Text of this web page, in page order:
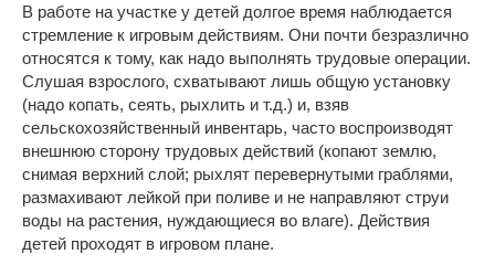
В работе на участке у детей долгое время наблюдается
стремление к игровым действиям. Они почти безразлично
относятся к тому, как надо выполнять трудовые операции.
Слушая взрослого, схватывают лишь общую установку
(надо копать, сеять, рыхлить и т.д.) и, взяв
сельскохозяйственный инвентарь, часто воспроизводят
внешнюю сторону трудовых действий (копают землю,
снимая верхний слой; рыхлят перевернутыми граблями,
размахивают лейкой при поливе и не направляют струи
воды на растения, нуждающиеся во влаге). Действия
детей проходят в игровом плане.